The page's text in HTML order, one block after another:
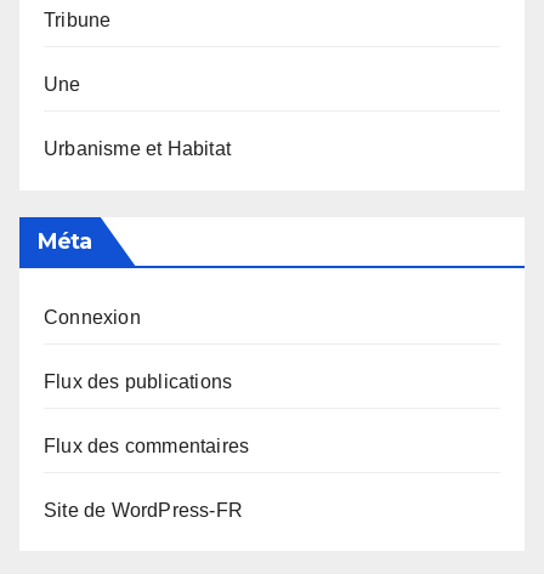
Tribune
Une
Urbanisme et Habitat
Méta
Connexion
Flux des publications
Flux des commentaires
Site de WordPress-FR